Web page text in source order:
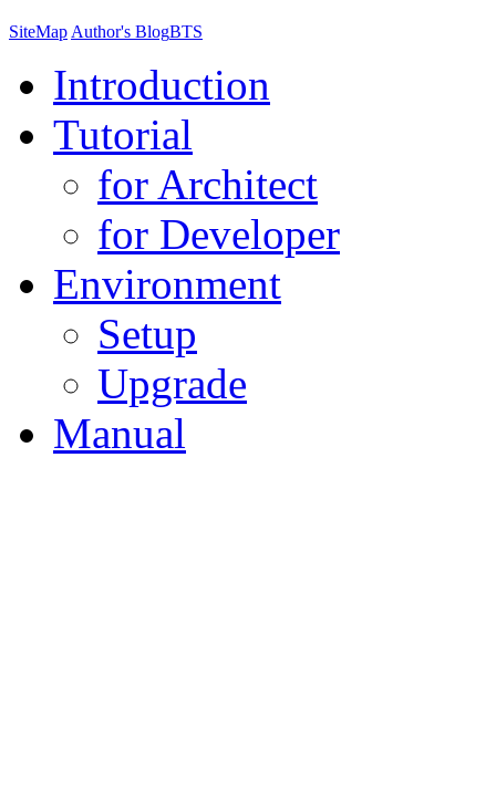
SiteMapAuthor's BlogBTS
Introduction
Tutorial
for Architect
for Developer
Environment
Setup
Upgrade
Manual